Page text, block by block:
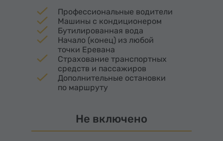
Профессиональные водители
Машины с кондиционером
Бутилированная вода
Начало (конец) из любой
точки Еревана
Страхование транспортных
средств и пассажиров
Дополнительные остановки
по маршруту
Не включено